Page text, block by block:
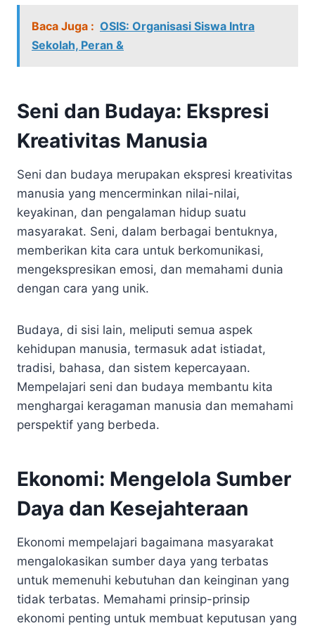
Baca Juga : OSIS: Organisasi Siswa Intra
Sekolah, Peran &
Seni dan Budaya: Ekspresi
Kreativitas Manusia
Seni dan budaya merupakan ekspresi kreativitas
manusia yang mencerminkan nilai-nilai,
keyakinan, dan pengalaman hidup suatu
masyarakat. Seni, dalam berbagai bentuknya,
memberikan kita cara untuk berkomunikasi,
mengekspresikan emosi, dan memahami dunia
dengan cara yang unik.
Budaya, di sisi lain, meliputi semua aspek
kehidupan manusia, termasuk adat istiadat,
tradisi, bahasa, dan sistem kepercayaan.
Mempelajari seni dan budaya membantu kita
menghargai keragaman manusia dan memahami
perspektif yang berbeda.
Ekonomi: Mengelola Sumber
Daya dan Kesejahteraan
Ekonomi mempelajari bagaimana masyarakat
mengalokasikan sumber daya yang terbatas
untuk memenuhi kebutuhan dan keinginan yang
tidak terbatas. Memahami prinsip-prinsip
ekonomi penting untuk membuat keputusan yang